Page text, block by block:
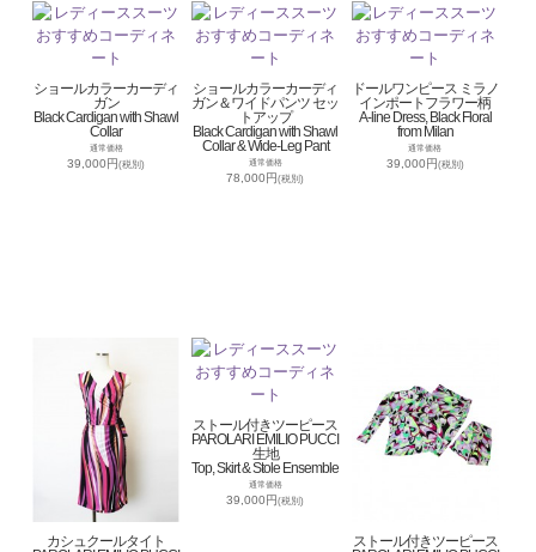
ショールカラーカーディ
ガン
Black Cardigan with Shawl
Collar
通常価格
39,000円(税別)
ショールカラーカーディ
ガン＆ワイドパンツ セッ
トアップ
Black Cardigan with Shawl
Collar & Wide-Leg Pant
通常価格
78,000円(税別)
ドールワンピース ミラノ
インポートフラワー柄
A-line Dress, Black Floral
from Milan
通常価格
39,000円(税別)
カシュクールタイト
ストール付きツーピース
PAROLARI EMILIO PUCCI
生地
Top, Skirt & Stole Ensemble
通常価格
39,000円(税別)
ストール付きツーピース